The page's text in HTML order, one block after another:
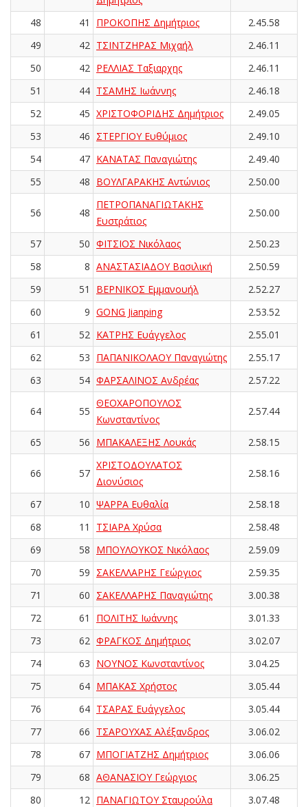
48
41 ΠΡΟΚΟΠΗΣ Δημήτριος
2.45.58
49
42 ΤΣΙΝΤΖΗΡΑΣ Μιχαήλ
2.46.11
50
42 ΡΕΛΛΙΑΣ Ταξιαρχης
2.46.11
51
44 ΤΣΑΜΗΣ Ιωάννης
2.46.18
52
45 ΧΡΙΣΤΟΦΟΡΙΔΗΣ Δημήτριος
2.49.05
53
46 ΣΤΕΡΓΙΟΥ Ευθύμιος
2.49.10
54
47 ΚΑΝΑΤΑΣ Παναγιώτης
2.49.40
55
48 ΒΟΥΛΓΑΡΑΚΗΣ Αντώνιος 2.50.00
56 48
ΠΕΤΡΟΠΑΝΑΓΙΩΤΑΚΗΣ
Ευστράτιος
2.50.00
57 50 ΦΙΤΣΙΟΣ Νικόλαος
2.50.23
58
8 ΑΝΑΣΤΑΣΙΑΔΟΥ Βασιλική
2.50.59
59
51 ΒΕΡΝΙΚΟΣ Εμμανουήλ
2.52.27
60
9 GONG Jianping
2.53.52
61
52 ΚΑΤΡΗΣ Ευάγγελος
2.55.01
62
53 ΠΑΠΑΝΙΚΟΛΑΟΥ Παναγιώτης
2.55.17
63
54 ΦΑΡΣΑΛΙΝΟΣ Ανδρέας 2.57.22
64 55
ΘΕΟΧΑΡΟΠΟΥΛΟΣ
Κωνσταντίνος
2.57.44
65 56 ΜΠΑΚΑΛΕΞΗΣ Λουκάς 2.58.15
66 57
ΧΡΙΣΤΟΔΟΥΛΑΤΟΣ
Διονύσιος
2.58.16
67 10 ΨΑΡΡΑ Ευθαλία
2.58.18
68
11 ΤΣΙΑΡΑ Χρύσα
2.58.48
69
58 ΜΠΟΥΛΟΥΚΟΣ Νικόλαος
2.59.09
70
59 ΣΑΚΕΛΛΑΡΗΣ Γεώργιος
2.59.35
71
60 ΣΑΚΕΛΛΑΡΗΣ Παναγιώτης
3.00.38
72
61 ΠΟΛΙΤΗΣ Ιωάννης
3.01.33
73
62 ΦΡΑΓΚΟΣ Δημήτριος
3.02.07
74
63 ΝΟΥΝΟΣ Κωνσταντίνος
3.04.25
75
64 ΜΠΑΚΑΣ Χρήστος
3.05.44
76
64 ΤΣΑΡΑΣ Ευάγγελος
3.05.44
77
66 ΤΣΑΡΟΥΧΑΣ Αλέξανδρος
3.06.02
78
67 ΜΠΟΓΙΑΤΖΗΣ Δημήτριος
3.06.06
79
68 ΑΘΑΝΑΣΙΟΥ Γεώργιος
3.06.25
80
12 ΠΑΝΑΓΙΩΤΟΥ Σταυρούλα
3.07.48